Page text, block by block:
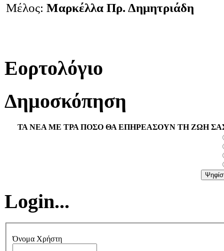
Μέλος: Μαρκέλλα Πρ. Δημητριάδη
Εορτολόγιο
Δημοσκόπηση
ΤΑ ΝΕΑ ΜΕ ΤΡΑ ΠΟΣΟ ΘΑ ΕΠΗΡΕΑΣΟΥΝ ΤΗ ΖΩΗ
Login...
Όνομα Χρήστη